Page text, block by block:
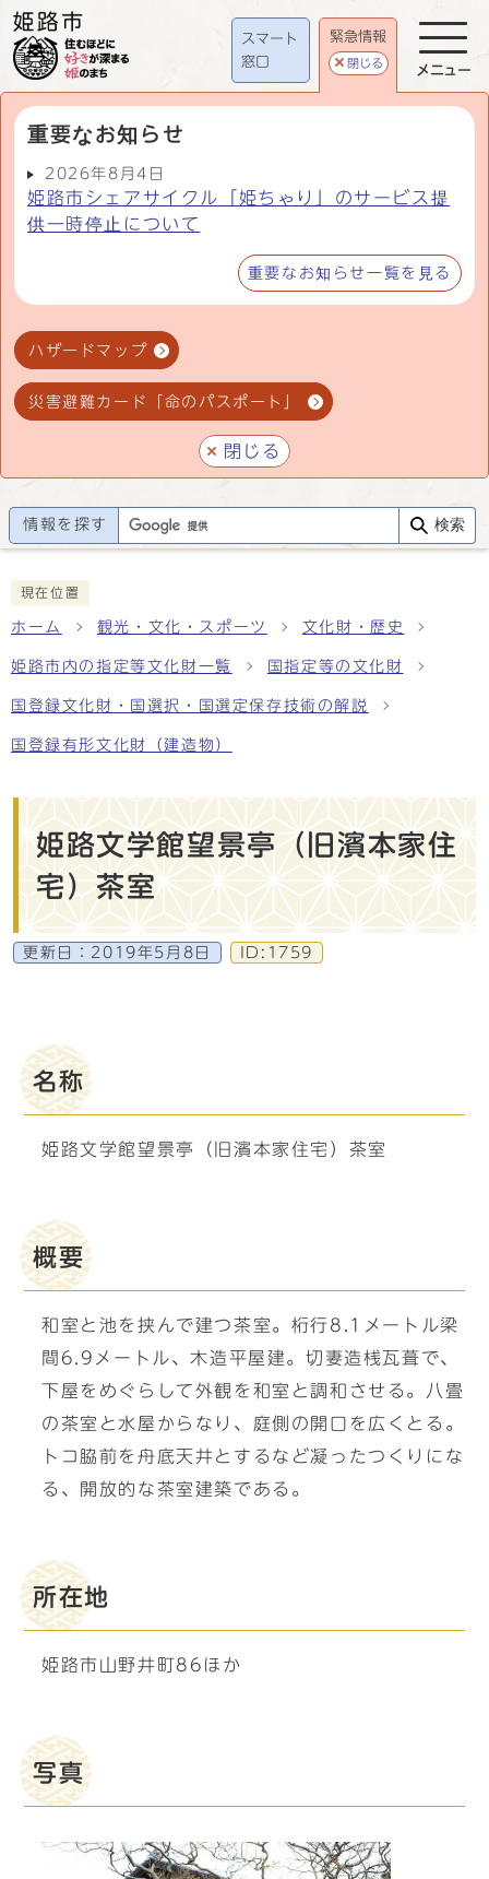
スマート
窓口
緊急情報
閉じる
重要なお知らせ
2026年8月4日
姫路市シェアサイクル「姫ちゃり」のサービス提
供一時停止について
重要なお知らせ一覧を見る
ハザードマップ
災害避難カード「命のパスポート」
閉じる
メニュー
情報を探す 検索
現在位置
ホーム 観光・文化・スポーツ 文化財・歴史
姫路市内の指定等文化財一覧 国指定等の文化財
国登録文化財・国選択・国選定保存技術の解説
国登録有形文化財（建造物）
姫路文学館望景亭（旧濱本家住
宅）茶室
更新日： 2019年5月8日 ID:1759
名称
姫路文学館望景亭（旧濱本家住宅）茶室
概要
和室と池を挟んで建つ茶室。桁行8.1メートル梁
間6.9メートル、木造平屋建。切妻造桟瓦葺で、
下屋をめぐらして外観を和室と調和させる。八畳
の茶室と水屋からなり、庭側の開口を広くとる。
トコ脇前を舟底天井とするなど凝ったつくりにな
る、開放的な茶室建築である。
所在地
姫路市山野井町86ほか
写真